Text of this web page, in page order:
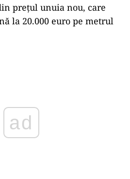
prețul unuia nou, care
la 20.000 euro pe metrul